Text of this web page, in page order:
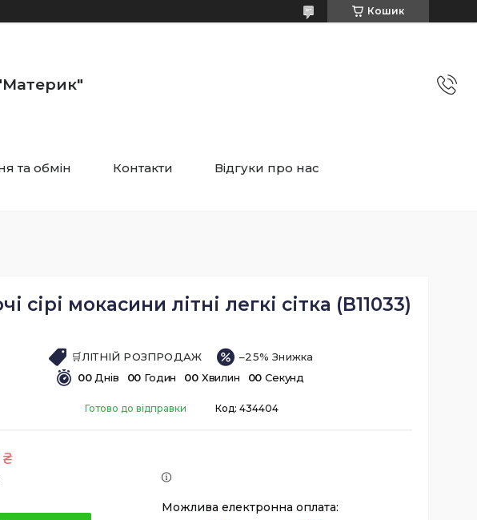
Кошик
та обмін Контакти Відгуки про нас
сірі мокасини літні легкі сітка (B11033)
🛒ЛІТНІЙ РОЗПРОДАЖ
–25%
00 Днів 00 Годин 00 Хвилин 00 Секунд
Готово до відправки Код: 434404